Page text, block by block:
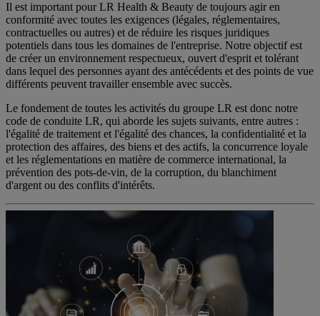
Il est important pour LR Health & Beauty de toujours agir en
conformité avec toutes les exigences (légales, réglementaires,
contractuelles ou autres) et de réduire les risques juridiques
potentiels dans tous les domaines de l'entreprise. Notre objectif est
de créer un environnement respectueux, ouvert d'esprit et tolérant
dans lequel des personnes ayant des antécédents et des points de vue
différents peuvent travailler ensemble avec succès.
Le fondement de toutes les activités du groupe LR est donc notre
code de conduite LR, qui aborde les sujets suivants, entre autres :
l'égalité de traitement et l'égalité des chances, la confidentialité et la
protection des affaires, des biens et des actifs, la concurrence loyale
et les réglementations en matière de commerce international, la
prévention des pots-de-vin, de la corruption, du blanchiment
d'argent ou des conflits d'intérêts.